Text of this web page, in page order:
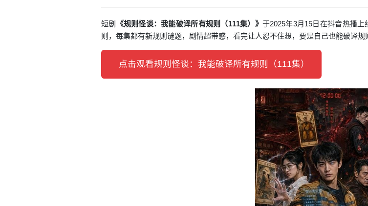
短剧 《规则怪谈：我能破译所有规则（111集）》 于2025年3月15日在抖音热播
则，每集都有新规则谜题，剧情超带感，看完让人忍不住想，要是自己也能破译规
点击观看规则怪谈：我能破译所有规则（111集）